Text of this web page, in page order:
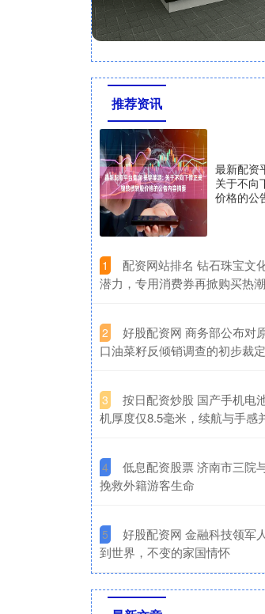
推荐资讯
最新配资
关于不向
价格的公
1
配资网站排名 钻石珠宝文
潜力，专用消费券再掀购买热潮
2
好股配资网 商务部公布对
口油菜籽反倾销调查的初步裁定
3
按日配资炒股 国产手机电
机厚度仅8.5毫米，续航与手感
4
低息配资股票 济南市三院
挽救外籍游客生命
5
好股配资网 金融科技领军
到世界，不变的家国情怀